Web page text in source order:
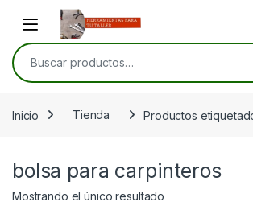
Skip to navigation
Skip to content
Open
Buscar por:
Inicio Tienda Productos
bolsa para carpinteros
Mostrando el único resultado